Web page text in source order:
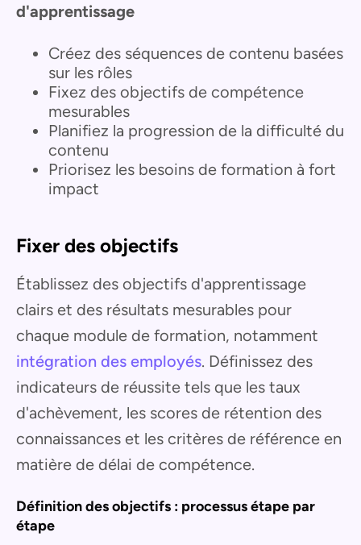
d'apprentissage
Créez des séquences de contenu basées
sur les rôles
Fixez des objectifs de compétence
mesurables
Planifiez la progression de la difficulté du
contenu
Priorisez les besoins de formation à fort
impact
Fixer des objectifs
Établissez des objectifs d'apprentissage
clairs et des résultats mesurables pour
chaque module de formation, notamment
intégration des employés. Définissez des
indicateurs de réussite tels que les taux
d'achèvement, les scores de rétention des
connaissances et les critères de référence en
matière de délai de compétence.
Définition des objectifs : processus étape par
étape